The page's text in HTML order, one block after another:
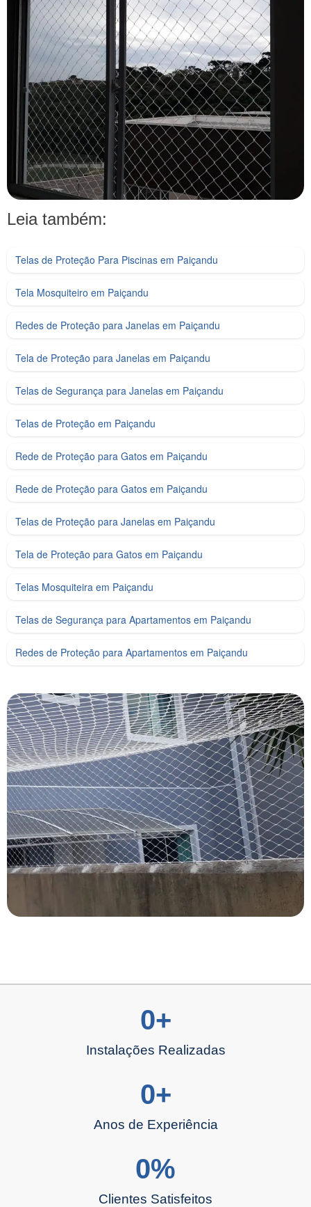
Leia também:
Telas de Proteção Para Piscinas em Paiçandu
Tela Mosquiteiro em Paiçandu
Redes de Proteção para Janelas em Paiçandu
Tela de Proteção para Janelas em Paiçandu
Telas de Segurança para Janelas em Paiçandu
Telas de Proteção em Paiçandu
Rede de Proteção para Gatos em Paiçandu
Rede de Proteção para Gatos em Paiçandu
Telas de Proteção para Janelas em Paiçandu
Tela de Proteção para Gatos em Paiçandu
Telas Mosquiteira em Paiçandu
Telas de Segurança para Apartamentos em Paiçandu
Redes de Proteção para Apartamentos em Paiçandu
Instalações Realizadas
0+
Anos de Experiência
0+
Clientes Satisfeitos
0%